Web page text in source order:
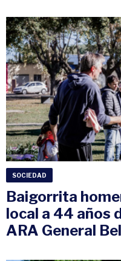
SOCIEDAD
Baigorrita
local a 44 años
ARA General